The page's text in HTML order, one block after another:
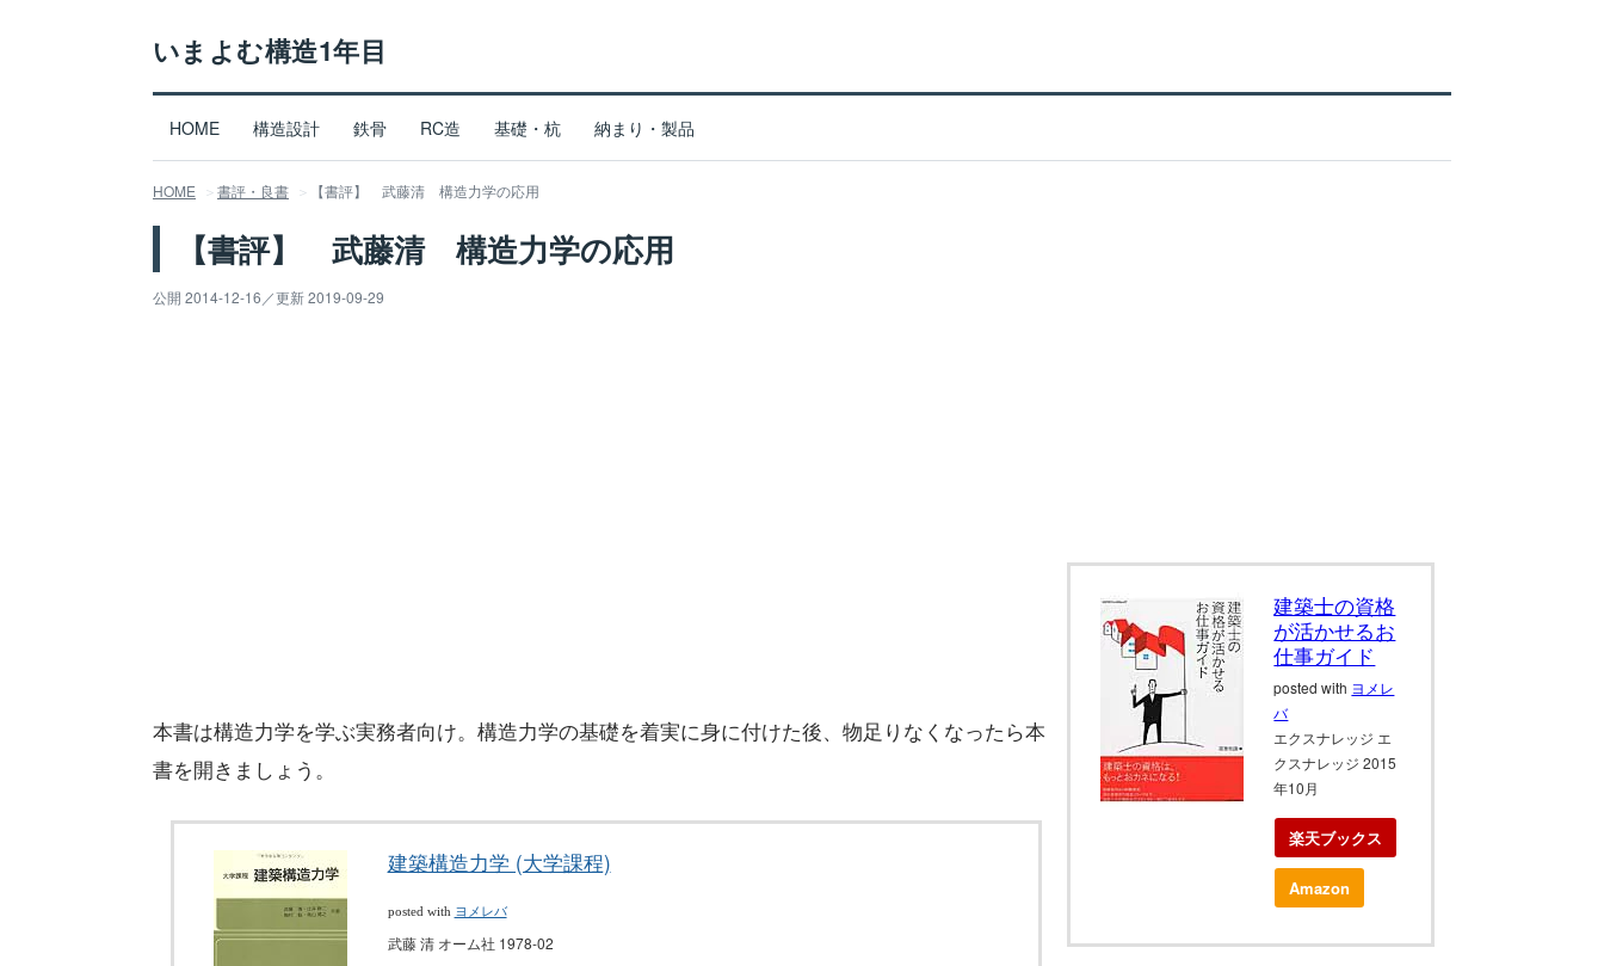
いまよむ構造1年目
HOME 構造設計 鉄骨 RC造 基礎・杭 納まり・製品
HOME 書評・良書 【書評】 武藤清 構造力学の応用
【書評】 武藤清 構造力学の応用
公開 2014-12-16 ／更新 2019-09-29
本書は構造力学を学ぶ実務者向け。構造力学の基礎を着実に身に付けた後、物足りなくなったら本
書を開きましょう。
建築構造力学 (大学課程)
posted with ヨメレバ
武藤 清 オーム社 1978-02
建築士の資格
が活かせるお
仕事ガイド
posted with ヨメレ
バ
エクスナレッジ エ
クスナレッジ 2015
年10月
楽天ブックス
Amazon